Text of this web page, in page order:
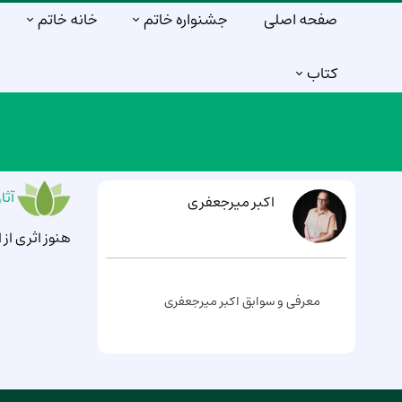
صفحه اصلی جشنواره خاتم خانه خاتم
کتاب
اکبر میرجعفری
معرفی و سوابق اکبر میرجعفری
هنوز اثری